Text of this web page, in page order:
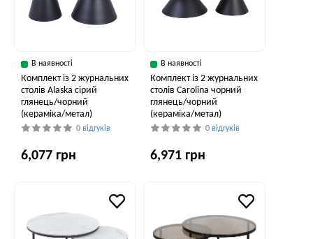
В наявності
Комплект із 2 журнальних
столів Alaska сірий
глянець/чорний
(кераміка/метал)
0 відгуків
6,077 грн
В наявності
Комплект із 2 журнальних
столів Carolina чорний
глянець/чорний
(кераміка/метал)
0 відгуків
6,971 грн